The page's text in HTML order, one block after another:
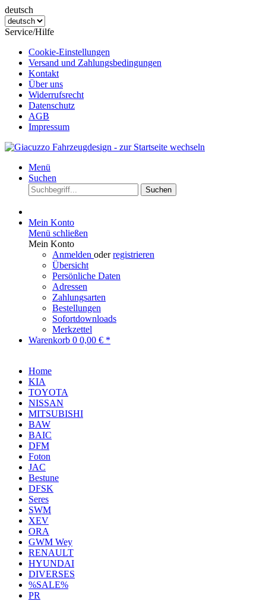
deutsch
Service/Hilfe
Cookie-Einstellungen
Versand und Zahlungsbedingungen
Kontakt
Über uns
Widerrufsrecht
Datenschutz
AGB
Impressum
Menü
Suchen
Suchen
Mein Konto
Menü schließen
Mein Konto
Anmelden oderregistrieren
Übersicht
Persönliche Daten
Adressen
Zahlungsarten
Bestellungen
Sofortdownloads
Merkzettel
Warenkorb 0 0,00 € *
Home
KIA
TOYOTA
NISSAN
MITSUBISHI
BAW
BAIC
DFM
Foton
JAC
Bestune
DFSK
Seres
SWM
XEV
ORA
GWM Wey
RENAULT
HYUNDAI
DIVERSES
%SALE%
PR